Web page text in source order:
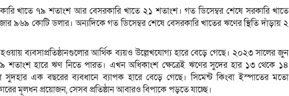
খাতে ৭৯ শতাংশ আর বেসরকারি খাতে ২১ শতাংশ। গত ডিসেম্বর শেষে সরকারি খাতে
৯৬৯ কোটি ডলার। অন্যদিকে গত ডিসেম্বর শেষে বেসরকারি খাতের ঋণের স্থিতি দাঁড়ায় ২
ব্যবসাপ্রতিষ্ঠানগুলোর আর্থিক ব্যয়ও উল্লেখযোগ্য হারে বেড়ে গেছে। ২০২৩ সালের জুন
৯ শতাংশ হারে ঋণ নিতে পারত। এখন অধিকাংশ ক্ষেত্রেই ঋণের সুদের হার ১৩ থেকে ১৪
সুদহার এক বছরের ব্যবধানে ব্যাপক হারে বেড়ে গেছে। সিমেন্ট কিংবা ইস্পাতের মতো
মূলধন প্রয়োজন, সেসব প্রতিষ্ঠান আবারও বিপাকে পড়তে যাচ্ছে।